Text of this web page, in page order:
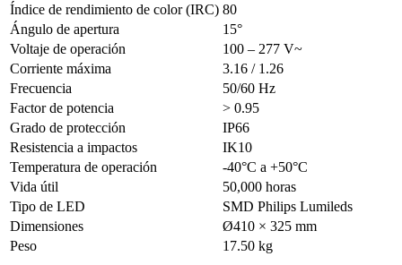
Índice de rendimiento de color (IRC) 80
Ángulo de apertura
15°
Voltaje de operación
100 – 277 V~
Corriente máxima
3.16 / 1.26
Frecuencia
50/60 Hz
Factor de potencia
> 0.95
Grado de protección
IP66
Resistencia a impactos
IK10
Temperatura de operación
-40°C a +50°C
Vida útil
50,000 horas
Tipo de LED
SMD Philips Lumileds
Dimensiones
Ø410 × 325 mm
Peso
17.50 kg